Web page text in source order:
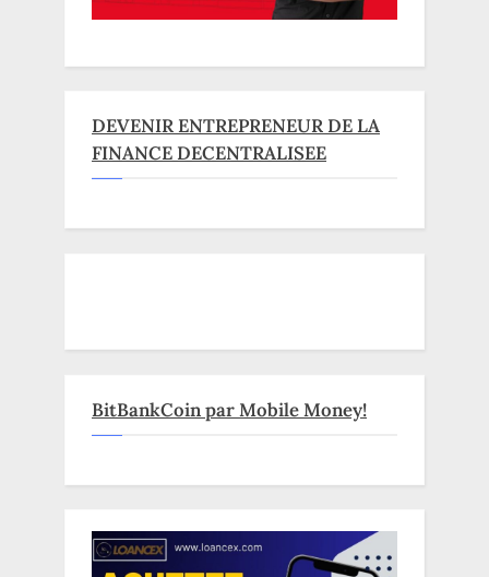
DEVENIR ENTREPRENEUR DE LA
FINANCE DECENTRALISEE
BitBankCoin par Mobile Money!